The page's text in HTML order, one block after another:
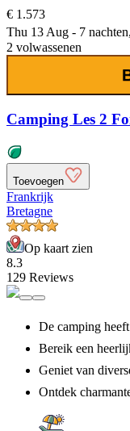
€ 1.573
Thu 13 Aug - 7 nachten,
2 volwassenen
Camping Les 2
Toevoegen
Frankrijk
Bretagne
Op kaart zien
8.3
129 Reviews
De camping
Bereik een
Geniet van
Ontdek